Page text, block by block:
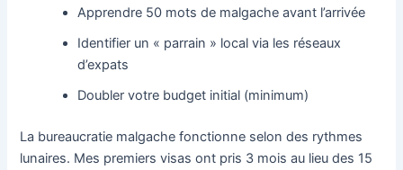
Apprendre 50 mots de malgache avant l’arrivée
Identifier un « parrain » local via les réseaux
d’expats
Doubler votre budget initial (minimum)
La bureaucratie malgache fonctionne selon des rythmes
lunaires. Mes premiers visas ont pris 3 mois au lieu des 15